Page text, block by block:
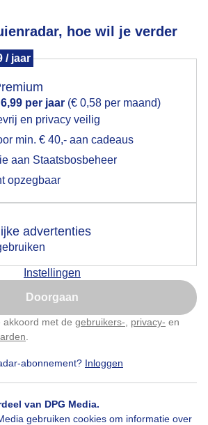
hoe wil je verder
/ jaar
per jaar (€ 0,58 per maand)
en privacy veilig
min. € 40,- aan cadeaus
aan Staatsbosbeheer
opzegbaar
advertenties
Instellingen
Doorgaan
akkoord met de gebruikers- privacy- en
abonnement? Inloggen
van DPG Media.
gebruiken cookies om informatie over
moment geduld aub...
locatie gebruiken voor het
geen akkoord op hebt gegeven,
een pop-up uit je browser waarin
toon de popup
niet, misschien later
hierom dit aan te passen